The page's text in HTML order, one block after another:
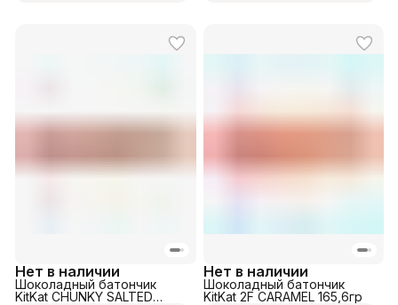
Нет в наличии
Шоколадный батончик
KitKat CHUNKY SALTED
Нет в наличии
Шоколадный батончик
KitKat 2F CARAMEL 165,6гр